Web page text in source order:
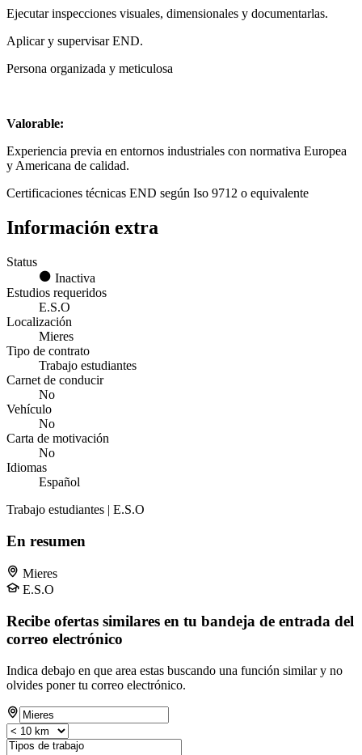
Ejecutar inspecciones visuales, dimensionales y documentarlas.
Aplicar y supervisar END.
Persona organizada y meticulosa
Valorable:
Experiencia previa en entornos industriales con normativa Europea
y Americana de calidad.
Certificaciones técnicas END según Iso 9712 o equivalente
Información extra
Status
Inactiva
Estudios requeridos
E.S.O
Localización
Mieres
Tipo de contrato
Trabajo estudiantes
Carnet de conducir
No
Vehículo
No
Carta de motivación
No
Idiomas
Español
Trabajo estudiantes | E.S.O
En resumen
Mieres
E.S.O
Recibe ofertas similares en tu bandeja de entrada del
correo electrónico
Indica debajo en que area estas buscando una función similar y no
olvides poner tu correo electrónico.